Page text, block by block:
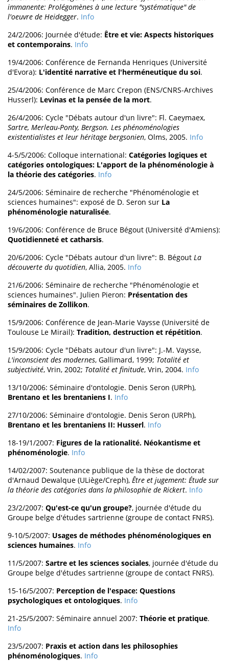
immanente: Prolégomènes à une lecture "systématique" de
l'oeuvre de Heidegger. Info
24/2/2006: Journée d'étude: Être et vie: Aspects historiques
et contemporains. Info
19/4/2006: Conférence de Fernanda Henriques (Université
d'Evora): L'identité narrative et l'herméneutique du soi.
25/4/2006: Conférence de Marc Crepon (ENS/CNRS-Archives
Husserl): Levinas et la pensée de la mort.
26/4/2006: Cycle "Débats autour d'un livre": Fl. Caeymaex,
Sartre, Merleau-Ponty, Bergson. Les phénoménologies
existentialistes et leur héritage bergsonien, Olms, 2005. Info
4-5/5/2006: Colloque international: Catégories logiques et
catégories ontologiques: L'apport de la phénoménologie à
la théorie des catégories. Info
24/5/2006: Séminaire de recherche "Phénoménologie et
sciences humaines": exposé de D. Seron sur La
phénoménologie naturalisée.
19/6/2006: Conférence de Bruce Bégout (Université d'Amiens):
Quotidienneté et catharsis.
20/6/2006: Cycle "Débats autour d'un livre": B. Bégout La
découverte du quotidien, Allia, 2005. Info
21/6/2006: Séminaire de recherche "Phénoménologie et
sciences humaines". Julien Pieron: Présentation des
séminaires de Zollikon.
15/9/2006: Conférence de Jean-Marie Vaysse (Université de
Toulouse Le Mirail): Tradition, destruction et répétition.
15/9/2006: Cycle "Débats autour d'un livre": J.-M. Vaysse,
L'inconscient des modernes, Gallimard, 1999; Totalité et
subjectivité, Vrin, 2002; Totalité et finitude, Vrin, 2004. Info
13/10/2006: Séminaire d'ontologie. Denis Seron (URPh),
Brentano et les brentaniens I. Info
27/10/2006: Séminaire d'ontologie. Denis Seron (URPh),
Brentano et les brentaniens II: Husserl. Info
18-19/1/2007: Figures de la rationalité. Néokantisme et
phénoménologie. Info
14/02/2007: Soutenance publique de la thèse de doctorat
d'Arnaud Dewalque (ULiège/Creph), Être et jugement: Étude sur
la théorie des catégories dans la philosophie de Rickert. Info
23/2/2007: Qu'est-ce qu'un groupe?, journée d'étude du
Groupe belge d'études sartrienne (groupe de contact FNRS).
9-10/5/2007: Usages de méthodes phénoménologiques en
sciences humaines. Info
11/5/2007: Sartre et les sciences sociales, journée d'étude du
Groupe belge d'études sartrienne (groupe de contact FNRS).
15-16/5/2007: Perception de l'espace: Questions
psychologiques et ontologiques. Info
21-25/5/2007: Séminaire annuel 2007: Théorie et pratique.
Info
23/5/2007: Praxis et action dans les philosophies
phénoménologiques. Info